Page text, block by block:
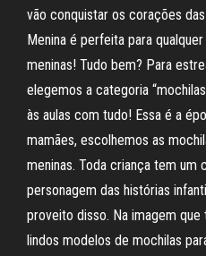
vão conquistar os corações
Menina é perfeita para
meninas! Tudo bem? Para
elegemos a categoria
às aulas com tudo! Essa é a
mamães, escolhemos as
meninas. Toda criança tem um
personagem das histórias
proveito disso. Na imagem
lindos modelos de mochilas